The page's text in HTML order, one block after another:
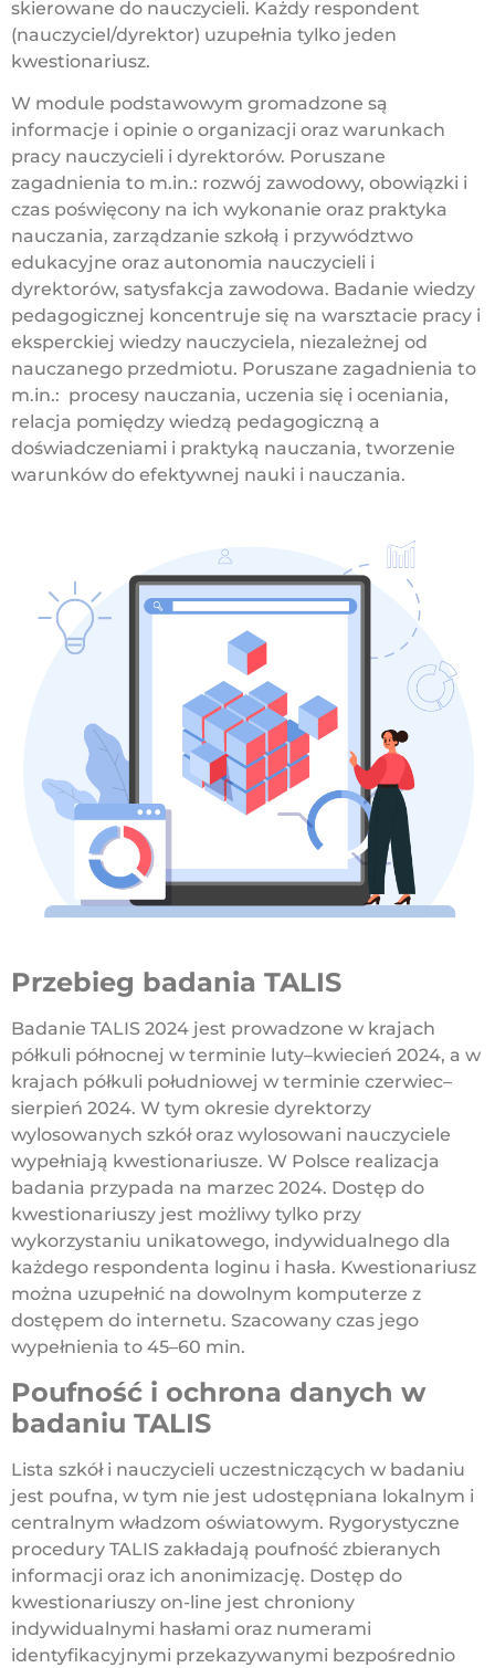
skierowane do nauczycieli. Każdy respondent
(nauczyciel/dyrektor) uzupełnia tylko jeden
kwestionariusz.
W module podstawowym gromadzone są
informacje i opinie o organizacji oraz warunkach
pracy nauczycieli i dyrektorów. Poruszane
zagadnienia to m.in.: rozwój zawodowy, obowiązki i
czas poświęcony na ich wykonanie oraz praktyka
nauczania, zarządzanie szkołą i przywództwo
edukacyjne oraz autonomia nauczycieli i
dyrektorów, satysfakcja zawodowa. Badanie wiedzy
pedagogicznej koncentruje się na warsztacie pracy i
eksperckiej wiedzy nauczyciela, niezależnej od
nauczanego przedmiotu. Poruszane zagadnienia to
m.in.: procesy nauczania, uczenia się i oceniania,
relacja pomiędzy wiedzą pedagogiczną a
doświadczeniami i praktyką nauczania, tworzenie
warunków do efektywnej nauki i nauczania.
Przebieg badania TALIS
Badanie TALIS 2024 jest prowadzone w krajach
półkuli północnej w terminie luty–kwiecień 2024, a w
krajach półkuli południowej w terminie czerwiec–
sierpień 2024. W tym okresie dyrektorzy
wylosowanych szkół oraz wylosowani nauczyciele
wypełniają kwestionariusze. W Polsce realizacja
badania przypada na marzec 2024. Dostęp do
kwestionariuszy jest możliwy tylko przy
wykorzystaniu unikatowego, indywidualnego dla
każdego respondenta loginu i hasła. Kwestionariusz
można uzupełnić na dowolnym komputerze z
dostępem do internetu. Szacowany czas jego
wypełnienia to 45–60 min.
Poufność i ochrona danych w
badaniu TALIS
Lista szkół i nauczycieli uczestniczących w badaniu
jest poufna, w tym nie jest udostępniana lokalnym i
centralnym władzom oświatowym. Rygorystyczne
procedury TALIS zakładają poufność zbieranych
informacji oraz ich anonimizację. Dostęp do
kwestionariuszy on-line jest chroniony
indywidualnymi hasłami oraz numerami
identyfikacyjnymi przekazywanymi bezpośrednio